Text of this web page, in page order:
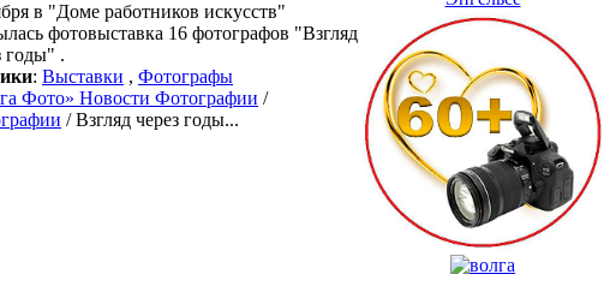
в "Доме работников искусств"
фотовыставка 16 фотографов "Взгляд
годы" .
: Выставки , Фотографы
Фото» Новости Фотографии /
/ Взгляд через годы...